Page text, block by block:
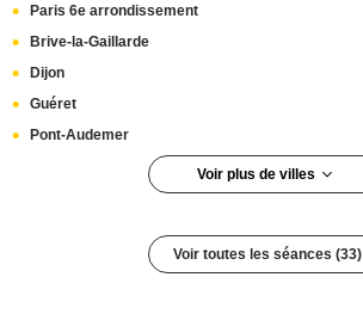
Paris 6e arrondissement
Brive-la-Gaillarde
Dijon
Guéret
Pont-Audemer
Voir plus de villes
Voir toutes les séances (33)